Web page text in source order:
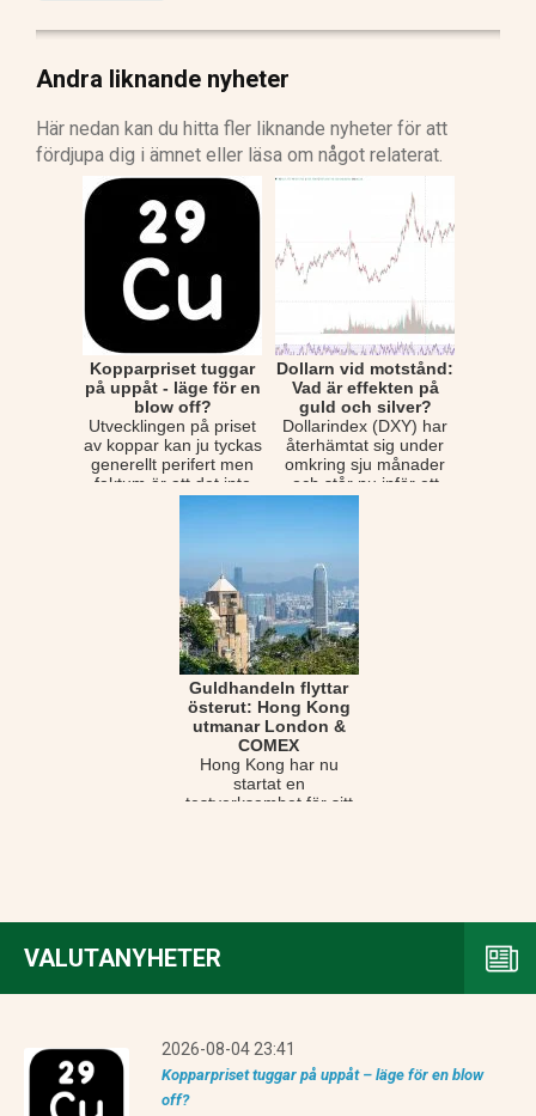
Andra liknande nyheter
Här nedan kan du hitta fler liknande nyheter för att
fördjupa dig i ämnet eller läsa om något relaterat.
Kopparpriset tuggar
på uppåt - läge för en
blow off?
Utvecklingen på priset
av koppar kan ju tyckas
generellt perifert men
faktum är att det inte
för int...
Dollarn vid motstånd:
Vad är effekten på
guld och silver?
Dollarindex (DXY) har
återhämtat sig under
omkring sju månader
och står nu inför ett
betydligt vikti...
Guldhandeln flyttar
österut: Hong Kong
utmanar London &
COMEX
Hong Kong har nu
startat en
testverksamhet för sitt
VALUTANYHETER
2026-08-04 23:41
Kopparpriset tuggar på uppåt – läge för en blow
off?